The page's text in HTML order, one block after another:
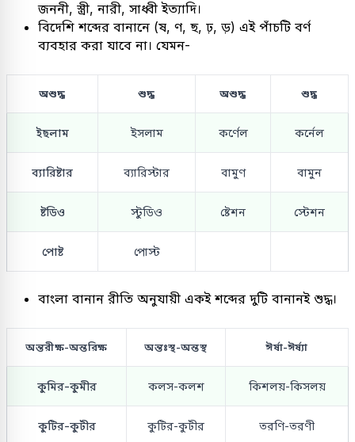
জননী, স্ত্রী, নারী, সাধ্বী ইত্যাদি।
বিদেশি শব্দের বানানে (ষ, ণ, ছ, ঢ়, ড়) এই পাঁচটি বর্ণ
ব্যবহার করা যাবে না। যেমন-
অশুদ্ধ শুদ্ধ অশুদ্ধ শুদ্ধ
ইছলাম ইসলাম কর্ণেল কর্নেল
ব্যারিষ্টার ব্যারিস্টার বামুণ বামুন
ষ্টডিও স্টুডিও ষ্টেশন স্টেশন
পোষ্ট পোস্ট
বাংলা বানান রীতি অনুযায়ী একই শব্দের দুটি বানানই শুদ্ধ।
অন্তরীক্ষ-অন্তরিক্ষ অন্তঃস্থ-অন্তস্থ ঈর্ষা-ঈর্ষ্যা
কুমির-কুমীর কলস-কলশ কিশলয়-কিসলয়
কুটির-কুটীর কুটির-কুটীর তরণি-তরণী